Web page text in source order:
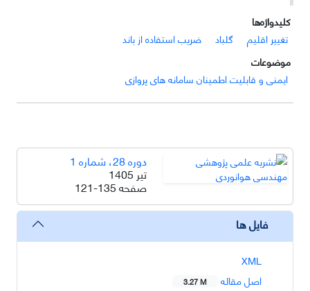
کلیدواژه‌ها
تغییر اقلیم
گلباد
ضریب استفاده از باند
موضوعات
ایمنی و قابلیت اطمینان سامانه های پروازی
دوره 28، شماره 1
تیر 1405
صفحه121-135
فایل ها
XML
اصل مقاله
3.27 M